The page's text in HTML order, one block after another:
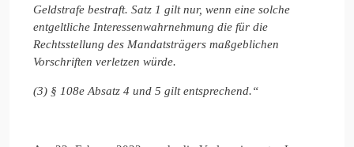
Geldstrafe bestraft. Satz 1 gilt nur, wenn eine solche
entgeltliche Interessenwahrnehmung die für die
Rechtsstellung des Mandatsträgers maßgeblichen
Vorschriften verletzen würde.
(3) § 108e Absatz 4 und 5 gilt entsprechend.“